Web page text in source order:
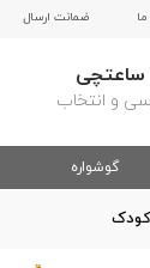
ضمانت ارسال
ساعتچی
و انتخاب
گوشواره